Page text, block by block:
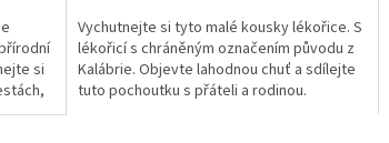
si
Vychutnejte si tyto malé kousky lékořice. S
lékořicí s chráněným označením původu z
Kalábrie. Objevte lahodnou chuť a sdílejte
tuto pochoutku s přáteli a rodinou.